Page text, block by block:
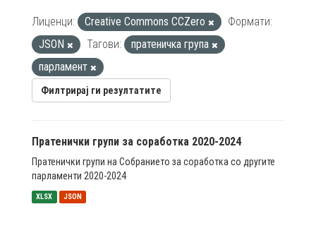
Лиценци: Creative Commons CCZero
Формати:
JSON
Тагови:
пратеничка група
парламент
Филтрирај ги резултатите
Пратенички групи за соработка 2020-2024
Пратенички групи на Собранието за соработка со другите
парламенти 2020-2024
XLSX JSON